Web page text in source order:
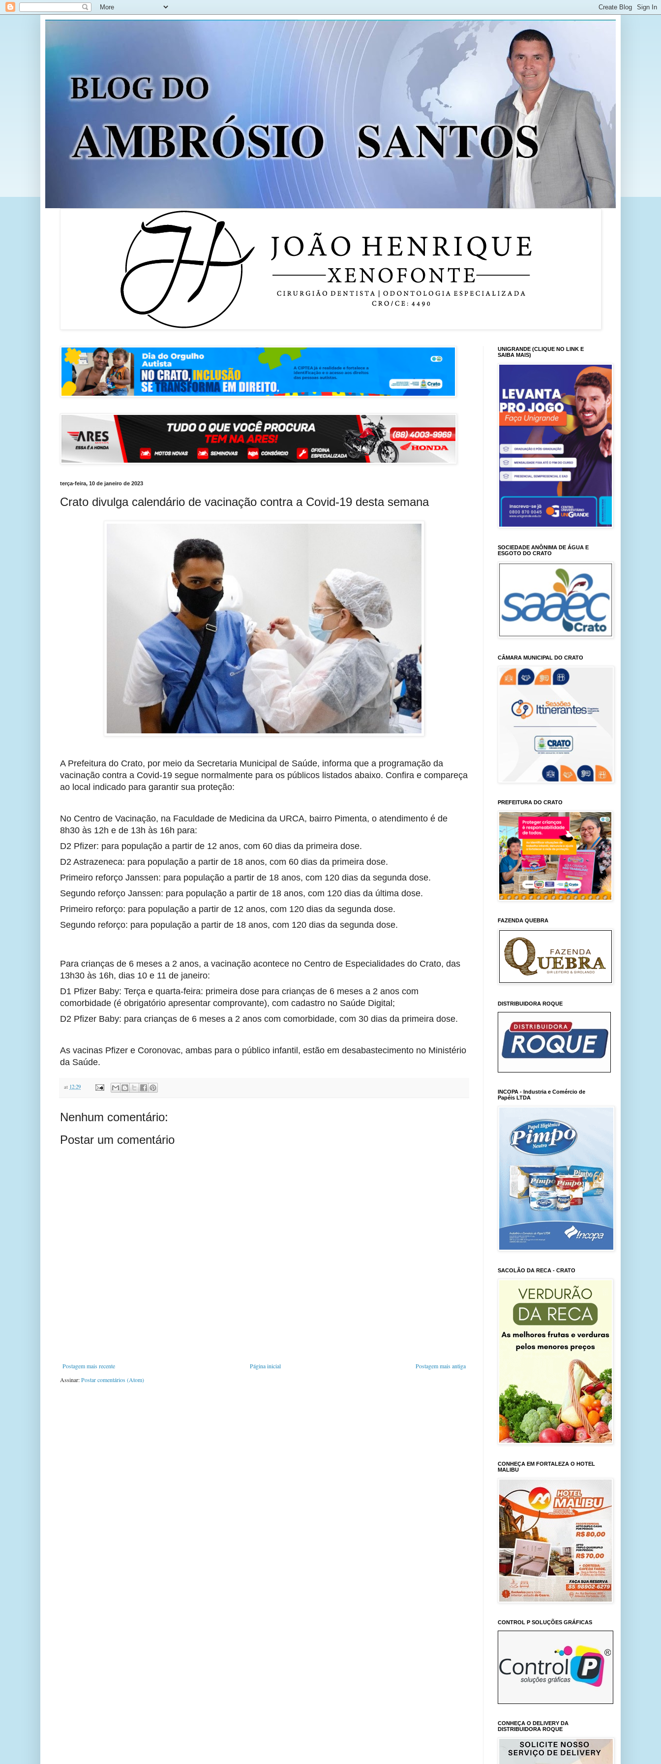
terça-feira, 10 de janeiro de 2023
Crato divulga calendário de vacinação contra a Covid-19 desta semana
A Prefeitura do Crato, por meio da Secretaria Municipal de Saúde, informa que a programação da
vacinação contra a Covid-19 segue normalmente para os públicos listados abaixo. Confira e compareça
ao local indicado para garantir sua proteção:
No Centro de Vacinação, na Faculdade de Medicina da URCA, bairro Pimenta, o atendimento é de
8h30 às 12h e de 13h às 16h para:
D2 Pfizer: para população a partir de 12 anos, com 60 dias da primeira dose.
D2 Astrazeneca: para população a partir de 18 anos, com 60 dias da primeira dose.
Primeiro reforço Janssen: para população a partir de 18 anos, com 120 dias da segunda dose.
Segundo reforço Janssen: para população a partir de 18 anos, com 120 dias da última dose.
Primeiro reforço: para população a partir de 12 anos, com 120 dias da segunda dose.
Segundo reforço: para população a partir de 18 anos, com 120 dias da segunda dose.
Para crianças de 6 meses a 2 anos, a vacinação acontece no Centro de Especialidades do Crato, das
13h30 às 16h, dias 10 e 11 de janeiro:
D1 Pfizer Baby: Terça e quarta-feira: primeira dose para crianças de 6 meses a 2 anos com
comorbidade (é obrigatório apresentar comprovante), com cadastro no Saúde Digital;
D2 Pfizer Baby: para crianças de 6 meses a 2 anos com comorbidade, com 30 dias da primeira dose.
As vacinas Pfizer e Coronovac, ambas para o público infantil, estão em desabastecimento no Ministério
da Saúde.
at 12:29
Nenhum comentário:
Postar um comentário
Postagem mais recente Postagem mais antiga
Página inicial
Assinar:Postar comentários (Atom)
UNIGRANDE (CLIQUE NO LINK E
SAIBA MAIS)
SOCIEDADE ANÔNIMA DE ÁGUA E
ESGOTO DO CRATO
CÂMARA MUNICIPAL DO CRATO
PREFEITURA DO CRATO
FAZENDA QUEBRA
DISTRIBUIDORA ROQUE
INCOPA - Industria e Comércio de
Papéis LTDA
SACOLÃO DA RECA - CRATO
CONHEÇA EM FORTALEZA O HOTEL
MALIBU
CONTROL P SOLUÇÕES GRÁFICAS
CONHEÇA O DELIVERY DA
DISTRIBUIDORA ROQUE